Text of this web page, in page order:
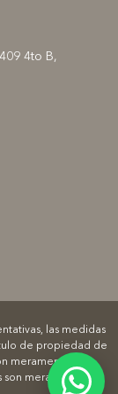
4to B,
las medidas
de propiedad de
meramente
meramente